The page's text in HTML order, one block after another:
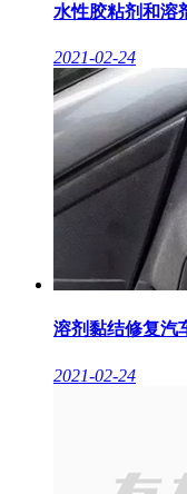
水性胶粘剂和溶
2021-02-24
溶剂黏结修复汽
2021-02-24